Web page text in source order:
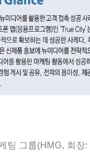
팅 그룹(HMG, 회장: